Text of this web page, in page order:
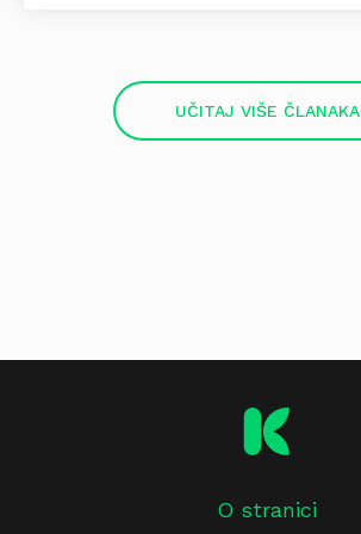
UČITAJ VIŠE ČLANAKA
O stranici